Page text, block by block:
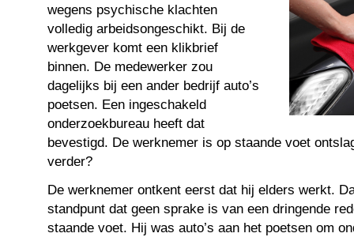
wegens psychische klachten
volledig arbeidsongeschikt. Bij de
werkgever komt een klikbrief
binnen. De medewerker zou
dagelijks bij een ander bedrijf auto’s
poetsen. Een ingeschakeld
onderzoekbureau heeft dat
bevestigd. De werknemer is op staande voet
verder?
De werknemer ontkent eerst dat hij elders werkt.
standpunt dat geen sprake is van een dringende
staande voet. Hij was auto’s aan het poetsen om